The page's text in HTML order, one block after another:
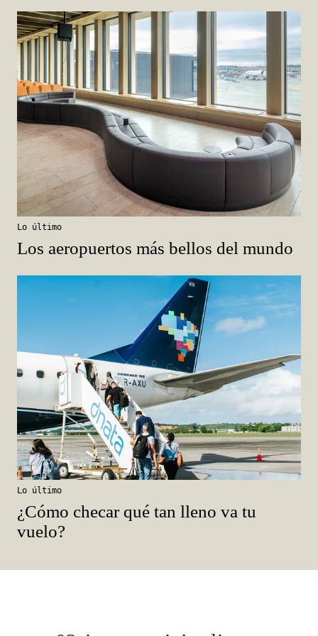
Lo último
Los aeropuertos más bellos del mundo
Lo último
¿Cómo checar qué tan lleno va tu
vuelo?